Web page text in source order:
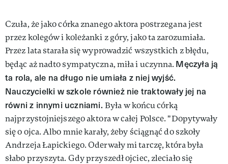
Czuła, że jako córka znanego aktora postrzegana jest
przez kolegów i koleżanki z góry, jako ta zarozumiała.
Przez lata starała się wyprowadzić wszystkich z błędu,
będąc aż nadto sympatyczna, miła i uczynna. Męczyła ją
ta rola, ale na długo nie umiała z niej wyjść.
Nauczycielki w szkole również nie traktowały jej na
równi z innymi uczniami. Była w końcu córką
najprzystojniejszego aktora w całej Polsce. "Dopytywały
się o ojca. Albo mnie karały, żeby ściągnąć do szkoły
Andrzeja Łapickiego. Oderwały mi tarczę, która była
słabo przyszyta. Gdy przyszedł ojciec, zleciało się